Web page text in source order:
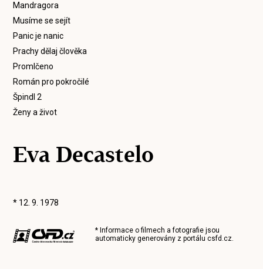
Mandragora
Musíme se sejít
Panic je nanic
Prachy dělaj člověka
Promlčeno
Román pro pokročilé
Špindl 2
Ženy a život
Eva Decastelo
* 12. 9. 1978
* Informace o filmech a fotografie jsou
automaticky generovány z portálucsfd.cz.